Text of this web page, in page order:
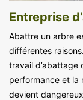
Entreprise
Abattre un arbre
différentes
travail d’abattage
performance et la
devient